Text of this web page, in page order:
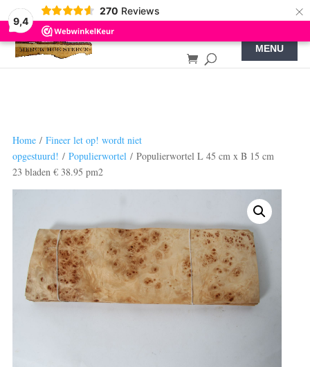
9,4
270 Reviews ×
Home/ Fineer let op! wordt niet
opgestuurd! / Populierwortel/ Populierwortel L 45 cm x B 15 cm
23 bladen € 38.95 pm2